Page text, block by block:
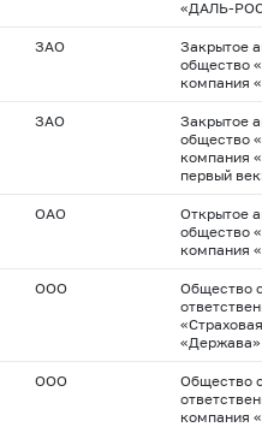
«ДАЛЬ-
ЗАО
Закрытое
общество
компания
ЗАО
Закрытое
общество
компания
первый
ОАО
Открытое
общество
компания
ООО
Общество
«Держава»
ООО
Общество
компания